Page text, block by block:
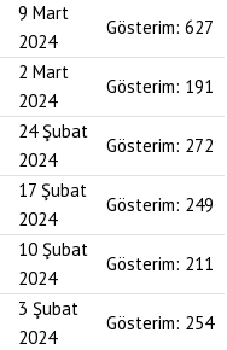
9 Mart
2024
Gösterim: 627
2 Mart
2024
Gösterim: 191
24 Şubat
2024
Gösterim: 272
17 Şubat
2024
Gösterim: 249
10 Şubat
2024
Gösterim: 211
3 Şubat
2024
Gösterim: 254